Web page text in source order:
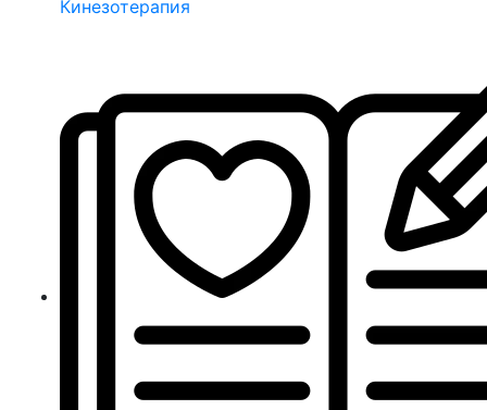
Кинезотерапия